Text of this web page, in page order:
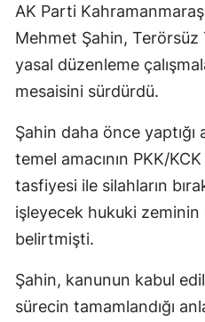
AK Parti
Mehmet Şahin,
yasal düzenleme
mesaisini sürdürdü.
Şahin daha önce yaptığı
temel amacının PKK/KCK
tasfiyesi ile silahların
işleyecek hukuki zeminin
belirtmişti.
Şahin, kanunun kabul
sürecin tamamlandığı